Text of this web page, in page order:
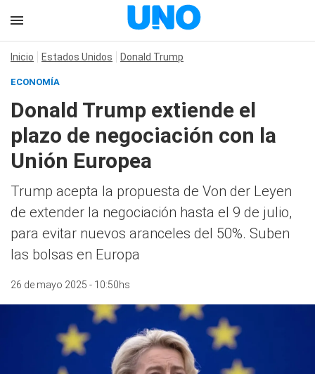
Inicio Estados Unidos Donald Trump
ECONOMÍA
Donald Trump extiende el
plazo de negociación con la
Unión Europea
Trump acepta la propuesta de Von der Leyen
de extender la negociación hasta el 9 de julio,
para evitar nuevos aranceles del 50%. Suben
las bolsas en Europa
26 de mayo 2025 - 10:50hs